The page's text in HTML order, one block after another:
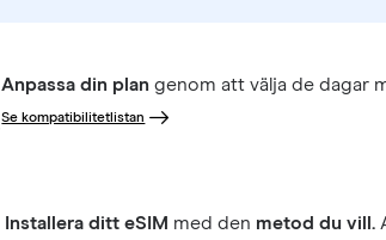
Anpassa din plan genom att välja de dagar
Se kompatibilitetlistan
Installera ditt eSIM med den metod du vill.